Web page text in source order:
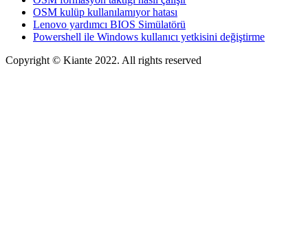
OSM kulüp kullanılamıyor hatası
Lenovo yardımcı BIOS Simülatörü
Powershell ile Windows kullanıcı yetkisini değiştirme
Copyright © Kiante 2022. All rights reserved